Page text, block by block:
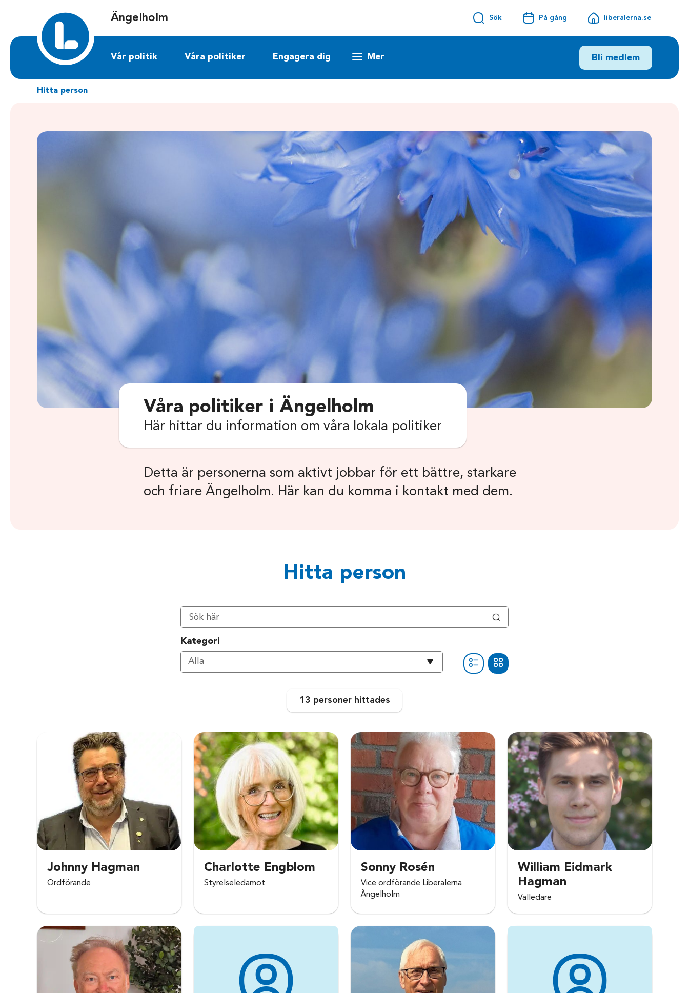
Ängelholm Sök På gång liberalerna.se
Vår politik Våra politiker Engagera dig Mer Bli medlem
Hitta person
Våra politiker i Ängelholm
Här hittar du information om våra lokala politiker
Detta är personerna som aktivt jobbar för ett bättre, starkare
och friare Ängelholm. Här kan du komma i kontakt med dem.
Hitta person
Kategori
Välj
Alla
13 personerhittades
Johnny Hagman
Ordförande
Charlotte Engblom
Styrelseledamot
Sonny Rosén
Vice ordförande Liberalerna
Ängelholm
William Eidmark
Hagman
Valledare